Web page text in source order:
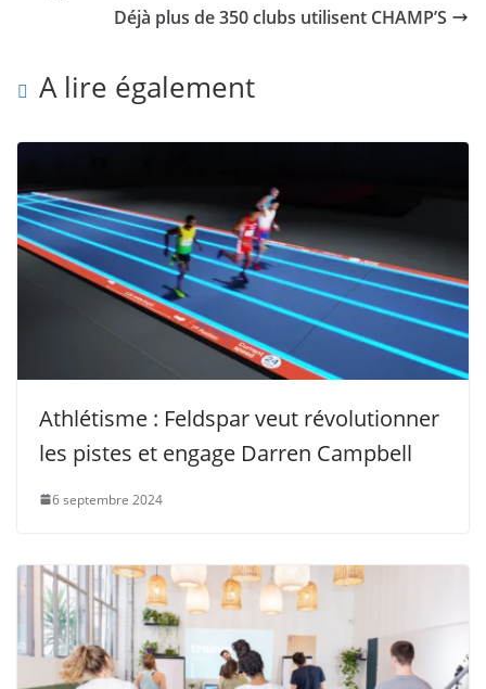
Déjà plus de 350 clubs utilisent CHAMP’S
A lire également
Athlétisme : Feldspar veut révolutionner
les pistes et engage Darren Campbell
6 septembre 2024